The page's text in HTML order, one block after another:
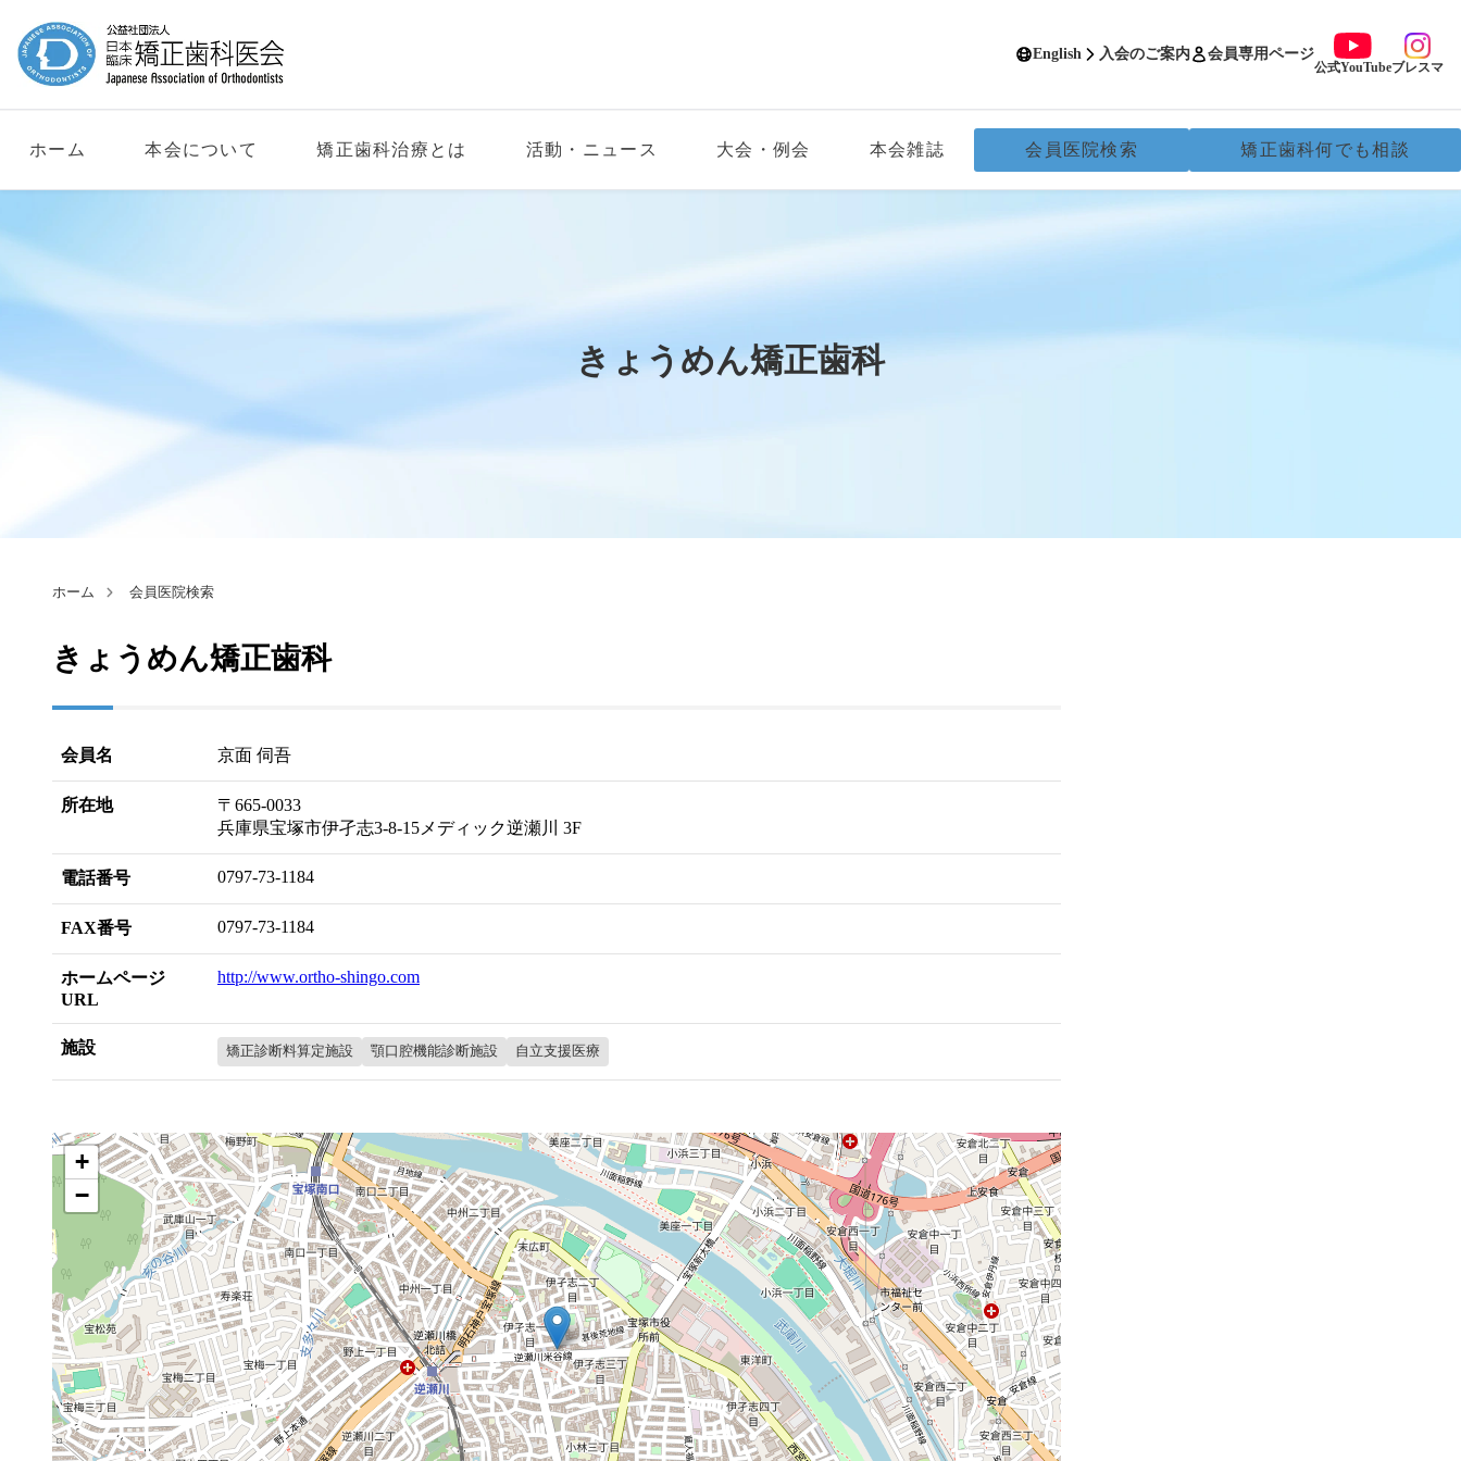
English 入会のご案内 会員専用ページ
公式YouTubeブレスマ
ホーム 本会について 矯正歯科治療とは 活動・ニュース 大会・例会 本会雑誌 会員医院検索 矯正歯科何でも相談
きょうめん矯正歯科
ホーム 会員医院検索
きょうめん矯正歯科
会員名 京面 伺吾
所在地
〒665-0033
兵庫県宝塚市伊孑志3-8-15メディック逆瀬川 3F
電話番号 0797-73-1184
FAX番号 0797-73-1184
ホームページ
URL
http://www.ortho-shingo.com
施設 矯正診断料算定施設 顎口腔機能診断施設 自立支援医療
+
−